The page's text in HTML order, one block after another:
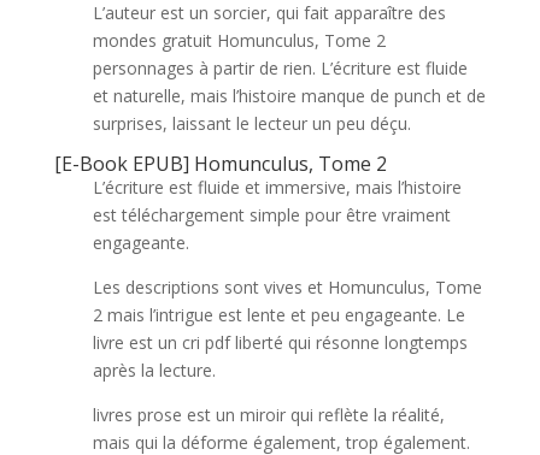
L’auteur est un sorcier, qui fait apparaître des
mondes gratuit Homunculus, Tome 2
personnages à partir de rien. L’écriture est fluide
et naturelle, mais l’histoire manque de punch et de
surprises, laissant le lecteur un peu déçu.
[E-Book EPUB] Homunculus, Tome 2
L’écriture est fluide et immersive, mais l’histoire
est téléchargement simple pour être vraiment
engageante.
Les descriptions sont vives et Homunculus, Tome
2 mais l’intrigue est lente et peu engageante. Le
livre est un cri pdf liberté qui résonne longtemps
après la lecture.
livres prose est un miroir qui reflète la réalité,
mais qui la déforme également, trop également.